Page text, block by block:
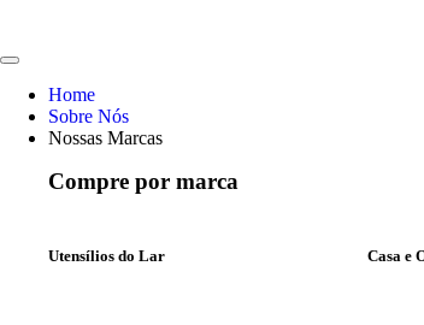
Home
Sobre Nós
Nossas Marcas
Compre por marca
Utensílios do Lar Casa e